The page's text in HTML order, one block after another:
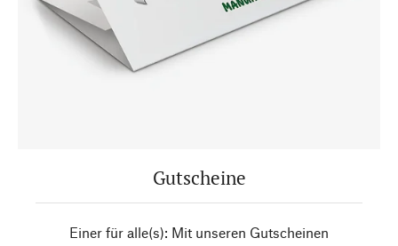
Gutscheine
Einer für alle(s): Mit unseren Gutscheinen